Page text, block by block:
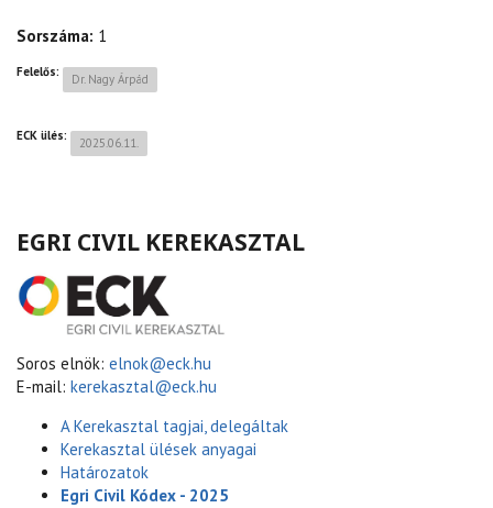
Sorszáma: 1
Felelős: Dr. Nagy Árpád
ECK ülés: 2025.06.11.
EGRI CIVIL KEREKASZTAL
Soros elnök: elnok@eck.hu
E-mail: kerekasztal@eck.hu
A Kerekasztal tagjai, delegáltak
Kerekasztal ülések anyagai
Határozatok
Egri Civil Kódex - 2025